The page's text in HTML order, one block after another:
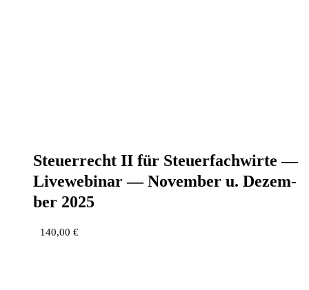
Steu­er­recht II für Steu­er­fach­wir­te —
Live­web­i­nar — Novem­ber u. Dezem­
ber 2025
140,00 €